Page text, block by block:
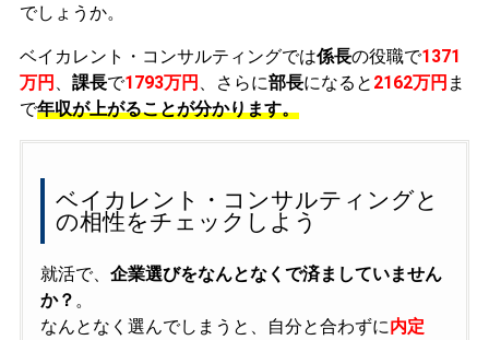
でしょうか。
ベイカレント・コンサルティングでは係長の役職で1371
万円
課長で1793万円 、さらに部長になると 2162万円 ま
で年収が上がることが分かります。
ベイカレント・コンサルティングと
の相性をチェックしよう
就活で、 企業選びをなんとなくで済ましていません
か？ 。
なんとなく選んでしまうと、自分と合わずに内定